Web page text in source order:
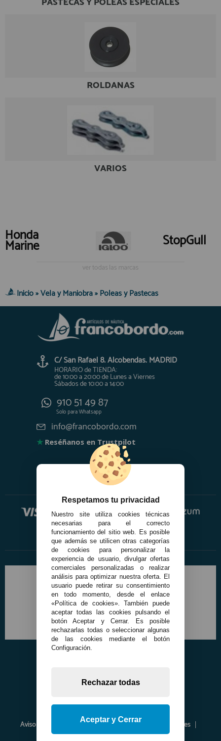
ROLDANAS
VARIOS
Honda
Marine StopGull
ver todas las marcas
Inicio»Vela y Maniobra»Poleas y Pastecas
C/ San Rafael 8. Alcobendas. MADRID
HORARIO de TIENDA:
de 10:00 a 20:00 de Lunes a Viernes
Sábados de 10:00 a 14:00
910 51 49 87
Solo paraWhatsapp
info@francobordo.com
★ Reséñanos en Trustpilot
Aviso Legal Política de Privacidad
Política de Cookies
Envíos y Devoluciones
Opiniones
Respetamos tu privacidad
Nuestro site utiliza cookies técnicas
necesarias para el correcto
funcionamiento del sitio web. Es posible
que además se utilicen otras categorías
de cookies para personalizar la
experiencia de usuario, divulgar ofertas
comerciales personalizadas o realizar
análisis para optimizar nuestra oferta. El
usuario puede retirar su consentimiento
en todo momento, desde el enlace
«Política de cookies». También puede
aceptar todas las cookies pulsando el
botón Aceptar y Cerrar. Es posible
rechazarlas todas o seleccionar algunas
de las cookies mediante el botón
Configuración.
Rechazar todas
Aceptar y Cerrar